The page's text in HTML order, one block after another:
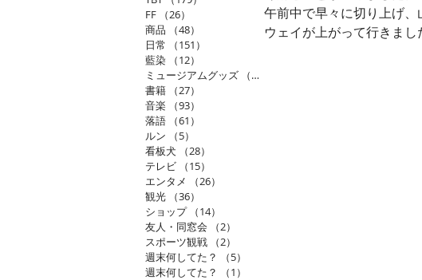
午前中で早々に切り上げ
ウェイが上がって行きまし
FF
（26）
商品
（48）
日常
（151）
藍染
（12）
ミュージアムグッズ
（114）
書籍
（27）
音楽
（93）
落語
（61）
ルン
（5）
看板犬
（28）
テレビ
（15）
エンタメ
（26）
観光
（36）
ショップ
（14）
友人・同窓会
（2）
スポーツ観戦
（2）
週末何してた？
（5）
週末何してた？
（1）